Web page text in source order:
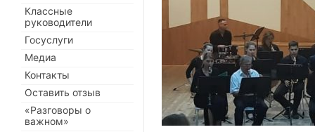
Классные
руководители
Госуслуги
Медиа
Контакты
Оставить отзыв
«Разговоры о
важном»